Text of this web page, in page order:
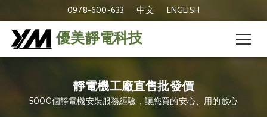
0978-600-633 中文 ENGLISH
優美靜電科技
靜電機工廠直售批發價
5000個靜電機安裝服務經驗，讓您買的安心、用的放心